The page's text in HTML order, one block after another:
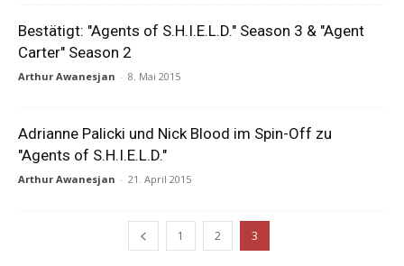
Bestätigt: "Agents of S.H.I.E.L.D." Season 3 & "Agent
Carter" Season 2
Arthur Awanesjan - 8. Mai 2015
Adrianne Palicki und Nick Blood im Spin-Off zu
"Agents of S.H.I.E.L.D."
Arthur Awanesjan - 21. April 2015
1 2 3